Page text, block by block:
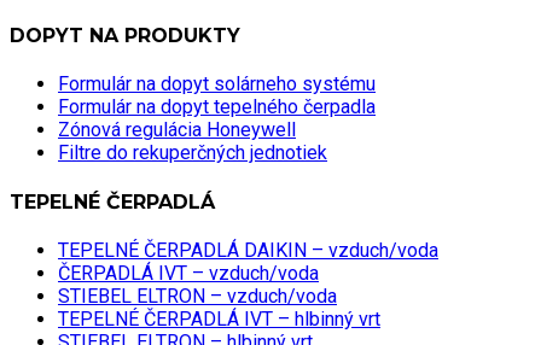
DOPYT NA PRODUKTY
Formulár na dopyt solárneho systému
Formulár na dopyt tepelného čerpadla
Zónová regulácia Honeywell
Filtre do rekuperčných jednotiek
TEPELNÉ ČERPADLÁ
TEPELNÉ ČERPADLÁ DAIKIN – vzduch/voda
ČERPADLÁ IVT – vzduch/voda
STIEBEL ELTRON – vzduch/voda
TEPELNÉ ČERPADLÁ IVT – hlbinný vrt